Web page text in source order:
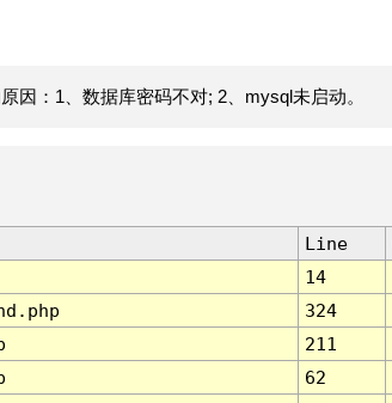
因：1、数据库密码不对; 2、mysql未启动。
Line
14
324
211
62